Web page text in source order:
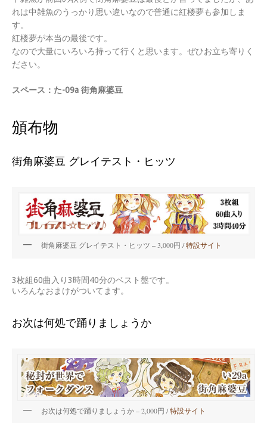
れは中雑魚のうっかり思い違いなので普通に紅楼夢も参加しま
す。
紅楼夢が本当の最後です。
なので大量にいろいろ持って行くと思います。ぜひお立ち寄りく
ださい。
スペース：た-09a 街角麻婆豆
頒布物
街角麻婆豆 グレイテスト・ヒッツ
街角麻婆豆 グレイテスト・ヒッツ – 3,000円 /特設サイト
3枚組60曲入り3時間40分のベスト盤です。
いろんなおまけがついてます。
お次は何処で踊りましょうか
お次は何処で踊りましょうか – 2,000円 /特設サイト